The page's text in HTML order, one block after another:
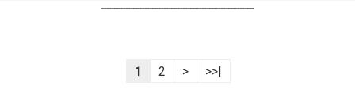
----------------------------------------------------------------
1 2 > >>|